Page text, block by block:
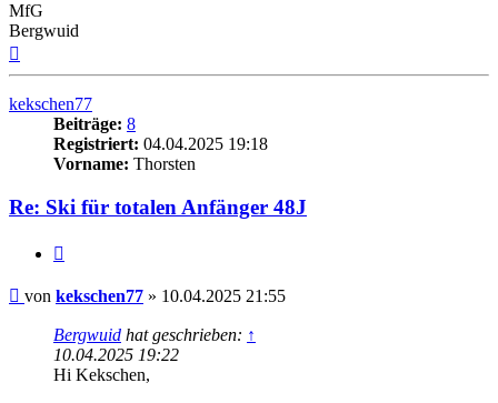
MfG
Bergwuid
kekschen77
Beiträge: 8
Registriert: 04.04.2025 19:18
Vorname: Thorsten
Re: Ski für totalen Anfänger 48J
Beitrag
von kekschen77 » 10.04.2025 21:55
Bergwuid hat geschrieben: ↑
10.04.2025 19:22
Hi Kekschen,